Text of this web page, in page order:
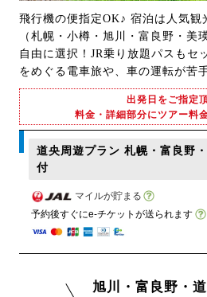
飛行機の便指定OK♪ 宿泊は人気観
（札幌・小樽・旭川・富良野・美
自由に選択！JR乗り放題パスもセ
をめぐる電車旅や、車の運転が苦
出発日をご指定
料金・詳細部分にツアー料
道央周遊プラン 札幌・富良野
付
マイルが貯まる
予約後すぐにe-チケットが送られます
旭川・富良野・